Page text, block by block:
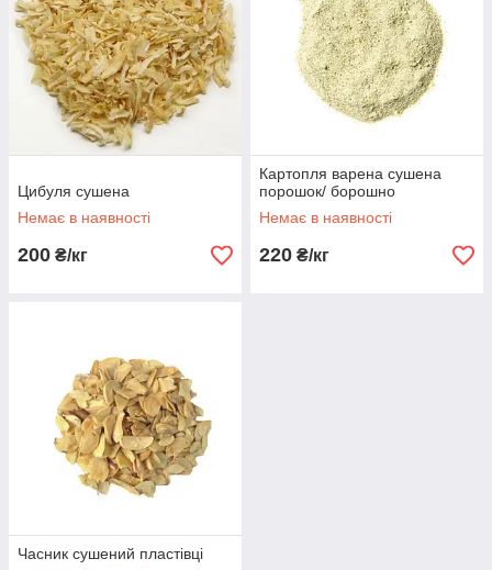
Цибуля сушена
Немає в наявності
200 ₴/кг
Картопля варена сушена
порошок/ борошно
Немає в наявності
220 ₴/кг
Часник сушений пластівці